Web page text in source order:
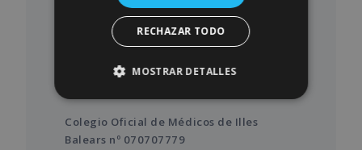
Dr. José Ignacio García
Colegio Oficial de Médicos de Illes
Balears nº 070707779
RECHAZAR TODO
MOSTRAR DETALLES